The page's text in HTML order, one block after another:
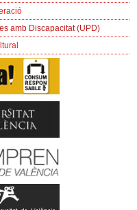
amb Discapacitat (UPD)